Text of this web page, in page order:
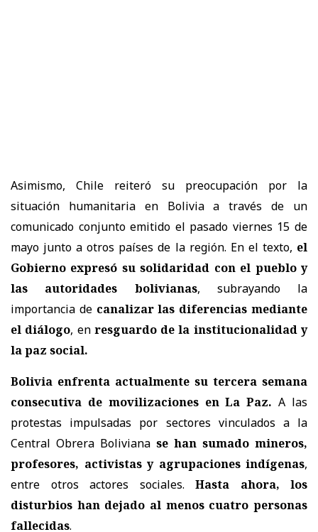
Asimismo, Chile reiteró su preocupación por la
situación humanitaria en Bolivia a través de un
comunicado conjunto emitido el pasado viernes 15 de
mayo junto a otros países de la región. En el texto, el
Gobierno expresó su solidaridad con el pueblo y
las autoridades bolivianas, subrayando la
importancia decanalizar las diferencias mediante
el diálogo, enresguardo de la institucionalidad y
la paz social.
Bolivia enfrenta actualmente su tercera semana
consecutiva de movilizaciones en La Paz. A las
protestas impulsadas por sectores vinculados a la
Central Obrera Boliviana se han sumado mineros,
profesores, activistas y agrupaciones indígenas,
entre otros actores sociales. Hasta ahora, los
disturbios han dejado al menos cuatro personas
fallecidas.